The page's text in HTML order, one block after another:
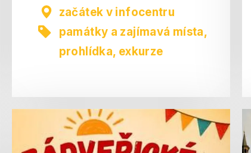
začátek v infocentru
památky a zajímavá místa,
prohlídka, exkurze